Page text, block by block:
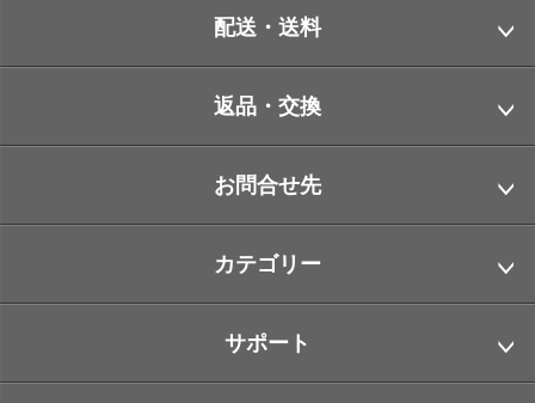
配送・送料
返品・交換
お問合せ先
カテゴリー
サポート